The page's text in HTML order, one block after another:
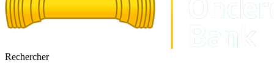
Rechercher